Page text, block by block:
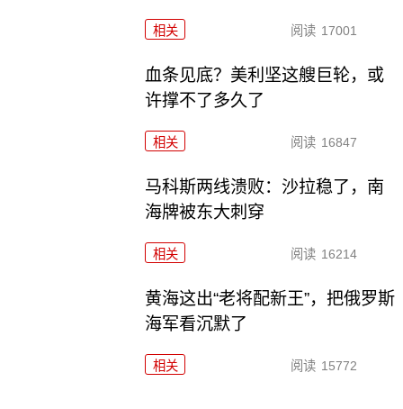
相关 阅读 17001
血条见底？美利坚这艘巨轮，或
许撑不了多久了
相关 阅读 16847
马科斯两线溃败：沙拉稳了，南
海牌被东大刺穿
相关 阅读 16214
黄海这出“老将配新王”，把俄罗斯
海军看沉默了
相关 阅读 15772